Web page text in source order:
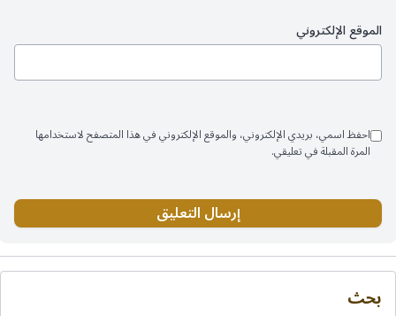
الموقع الإلكتروني
احفظ اسمي، بريدي الإلكتروني، والموقع الإلكتروني في هذا المتصفح لاستخدامها
المرة المقبلة في تعليقي.
بحث